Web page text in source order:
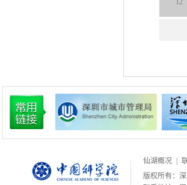
12
仙湖概况
版权所有：